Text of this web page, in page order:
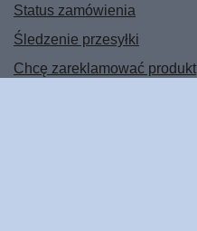
Status zamówienia
Śledzenie przesyłki
Chcę zareklamować produkt